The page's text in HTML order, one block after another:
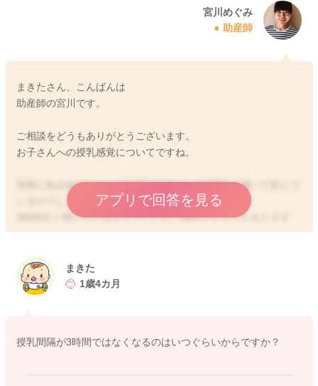
宮川めぐみ
助産師
まきたさん、こんばんは
助産師の宮川です。
ご相談をどうもありがとうございます。
お子さんへの授乳感覚についてですね。
実際に飲み始めてからの時間でみると、3時間近く開いて飲んで
いるのでしょうか？
3時間近く開いているようでしたら、母乳メインでもあります
し、間隔的に問題はないのではと思います。
普段書かれているぐらいの哺乳状況となっているようでした
ら、飲み過ぎていたことはないかもしれません。
またお腹にうんちが溜まっていることがあっても、その分吐き
アプリで回答を見る
まきた
1歳4カ月
授乳間隔が3時間ではなくなるのはいつぐらいからですか？